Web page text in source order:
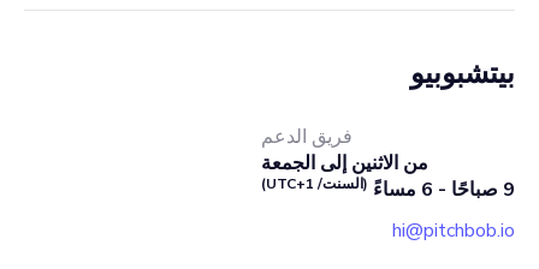
بيتشبوبيو
فريق الدعم
من الاثنين إلى الجمعة
9 صباحًا - 6 مساءً
(السنت/ UTC+1)
hi@pitchbob.io